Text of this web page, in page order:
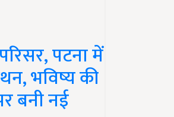
पटना में
भविष्य की
बनी नई